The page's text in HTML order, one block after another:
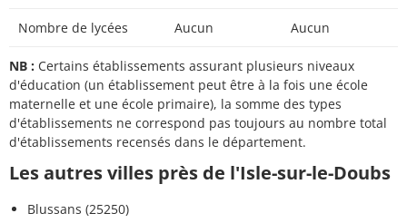
Nombre de lycées Aucun Aucun
NB : Certains établissements assurant plusieurs niveaux
d'éducation (un établissement peut être à la fois une école
maternelle et une école primaire), la somme des types
d'établissements ne correspond pas toujours au nombre total
d'établissements recensés dans le département.
Les autres villes près de l'Isle-sur-le-Doubs
Blussans (25250)